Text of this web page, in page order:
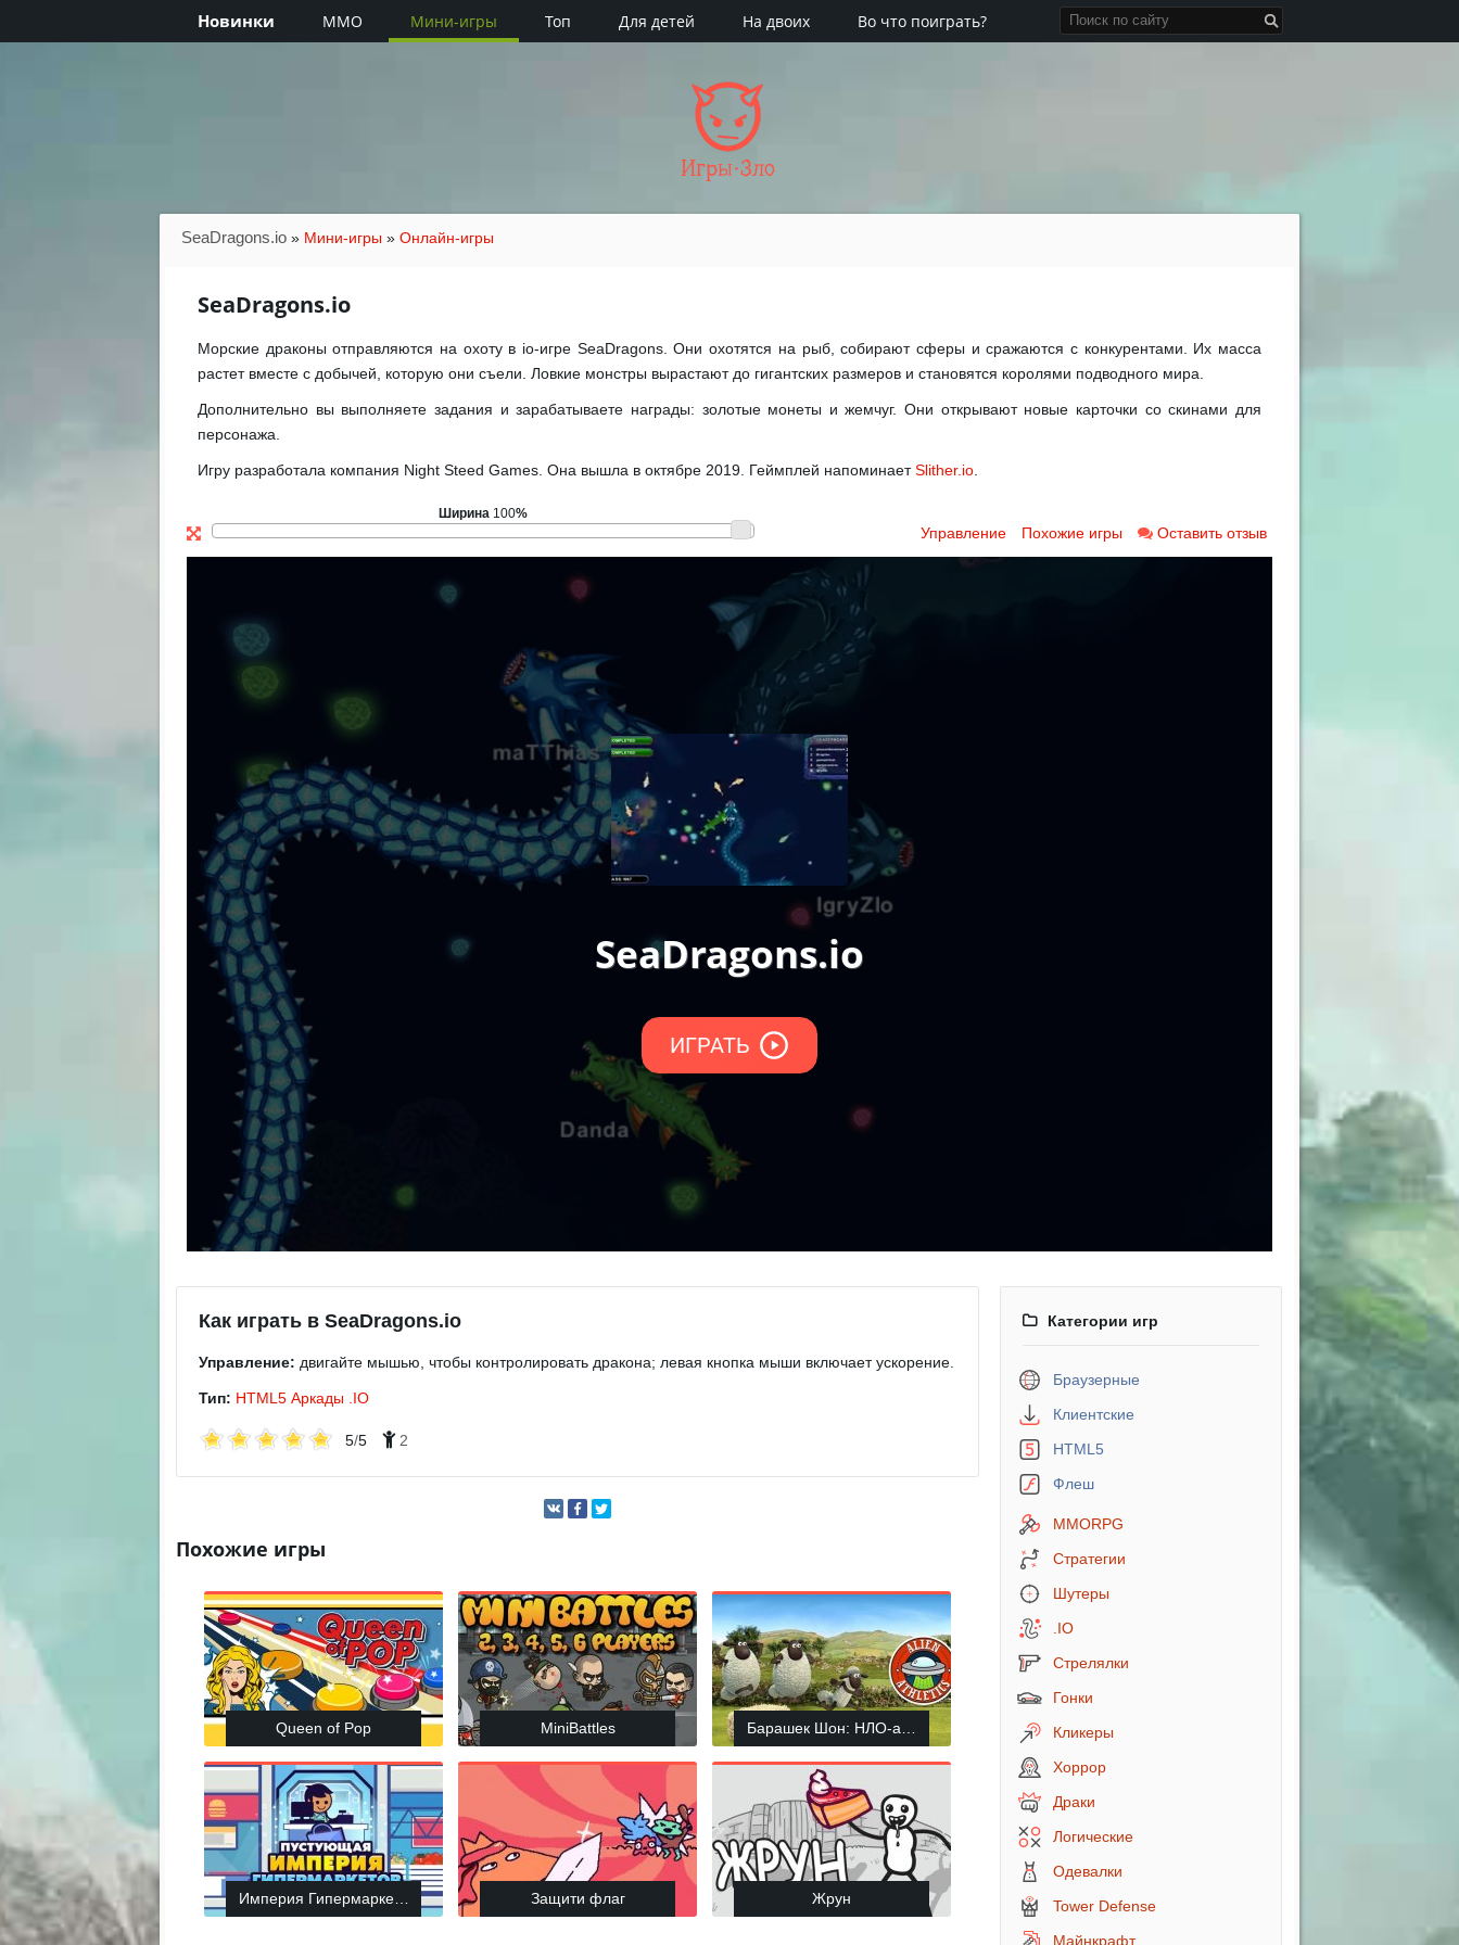
Новинки MMO Мини-игры Топ Для детей На двоих Во что поиграть?
Игры·Зло
SeaDragons.io » Мини-игры » Онлайн-игры
SeaDragons.io
Морские драконы отправляются на охоту в io-игре SeaDragons. Они охотятся на рыб, собирают сферы и сражаются с конкурентами. Их масса
растет вместе с добычей, которую они съели. Ловкие монстры вырастают до гигантских размеров и становятся королями подводного мира.
Дополнительно вы выполняете задания и зарабатываете награды: золотые монеты и жемчуг. Они открывают новые карточки со скинами для
персонажа.
Игру разработала компания Night Steed Games. Она вышла в октябре 2019. Геймплей напоминаетSlither.io
Ширина 100%
Управление Похожие игры Оставить отзыв
Как играть в SeaDragons.io
Управление: двигайте мышью, чтобы контролировать дракона; левая кнопка мыши включает ускорение.
Тип: HTML5 Аркады .IO
5/5 2
Похожие игры
Queen of Pop MiniBattles Барашек Шон: НЛО-атлетика
Империя Гипермаркетов Защити флаг Жрун
Категории игр
Браузерные
Клиентские
HTML5
Флеш
MMORPG
Стратегии
Шутеры
.IO
Стрелялки
Гонки
Кликеры
Хоррор
Драки
Логические
Одевалки
Tower Defense
Майнкрафт